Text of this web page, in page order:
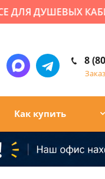
ДУШЕВЫХ КАБИН
8
Как купить